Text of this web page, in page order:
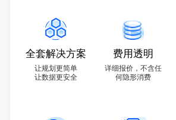
全套解决方案
让规划更简单
让数据更安全
费用透明
详细报价，不含任
何隐形消费